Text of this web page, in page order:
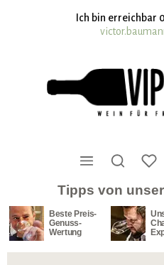
springenIch bin erreichbar
Tipps von
Beste Preis-
Genuss-
Wertung